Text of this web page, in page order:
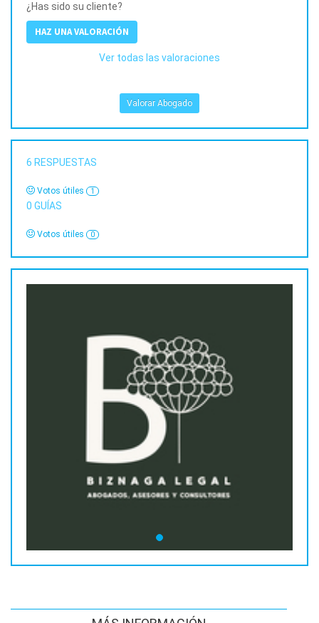
¿Has sido su cliente?
HAZ UNA VALORACIÓN
Ver todas las valoraciones
Valorar Abogado
6 RESPUESTAS
Votos útiles 1
0 GUÍAS
Votos útiles 0